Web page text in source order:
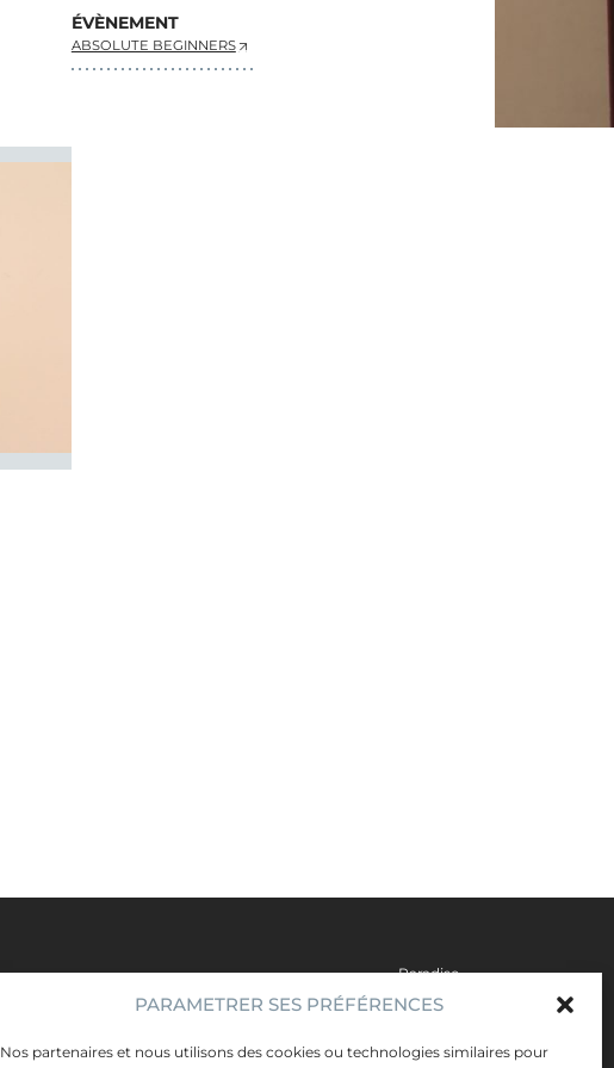
PARAMETRER SES PRÉFÉRENCES
Nos partenaires et nous utilisons des cookies ou technologies similaires pour
ÉVÈNEMENT
ABSOLUTE BEGINNERS
Paradise
Artistes